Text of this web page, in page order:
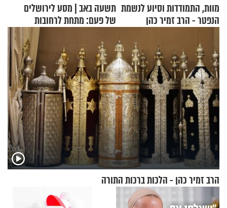
מוות, התמודדות וסיוע לנשמת
הנפטר - הרב זמיר כהן
תשעה באב | מסע לירושלים
של פעם: מתחת לרחובות
הרב זמיר כהן - הלכות ברכות התורה